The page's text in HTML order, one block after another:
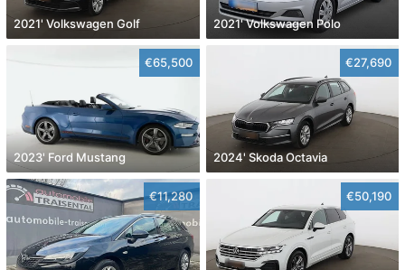
2021' Volkswagen Golf 2021' Volkswagen Polo
€65,500
2023' Ford Mustang
€27,690
2024' Skoda Octavia
€11,280 €50,190